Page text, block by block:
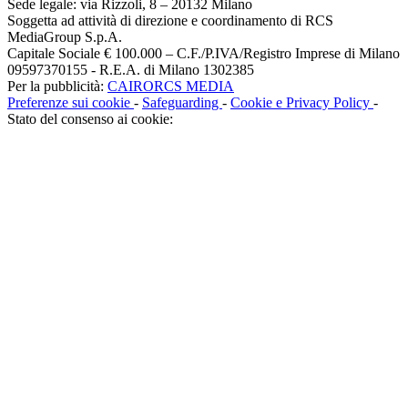
Sede legale: via Rizzoli, 8 – 20132 Milano
Soggetta ad attività di direzione e coordinamento di RCS
MediaGroup S.p.A.
Capitale Sociale € 100.000 – C.F./P.IVA/Registro Imprese di Milano
09597370155 - R.E.A. di Milano 1302385
Per la pubblicità: CAIRORCS MEDIA
Preferenze sui cookie - Safeguarding - Cookie e Privacy Policy -
Stato del consenso ai cookie: